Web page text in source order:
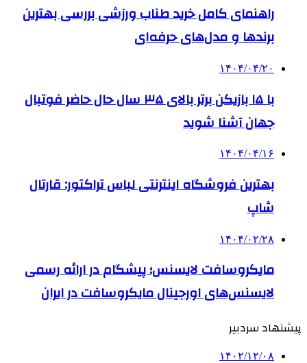
راهنمای کامل خرید طناب ورزشی بررسی بهترین
برندها و مدل‌های حرفه‌ای
۱۴۰۴/۰۴/۲۰
با ۱۵ بازیکن برتر بالای ۳۵ سال حال حاضر فوتبال
جهان آشنا شوید
۱۴۰۴/۰۴/۱۶
بهترین فروشگاه اینترنتی لباس تراکتور: قارتال
شاپ
۱۴۰۴/۰۲/۲۸
مایکروسافت لایسنس؛ پیشگام در ارائه رسمی
لایسنس‌های اورجینال مایکروسافت در ایران
پیشنهاد سردبیر
۱۴۰۲/۱۲/۰۸